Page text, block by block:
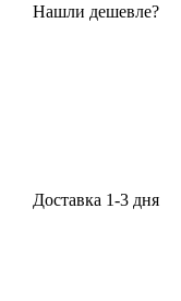
Нашли дешевле?
Доставка 1-3 дня